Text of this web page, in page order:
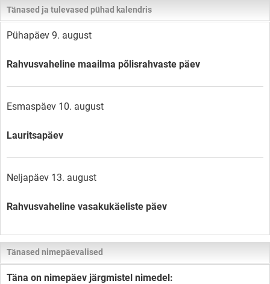
Tänased ja tulevased pühad kalendris
Pühapäev 9. august
Rahvusvaheline maailma põlisrahvaste päev
Esmaspäev 10. august
Lauritsapäev
Neljapäev 13. august
Rahvusvaheline vasakukäeliste päev
Tänased nimepäevalised
Täna on nimepäev järgmistel nimedel: